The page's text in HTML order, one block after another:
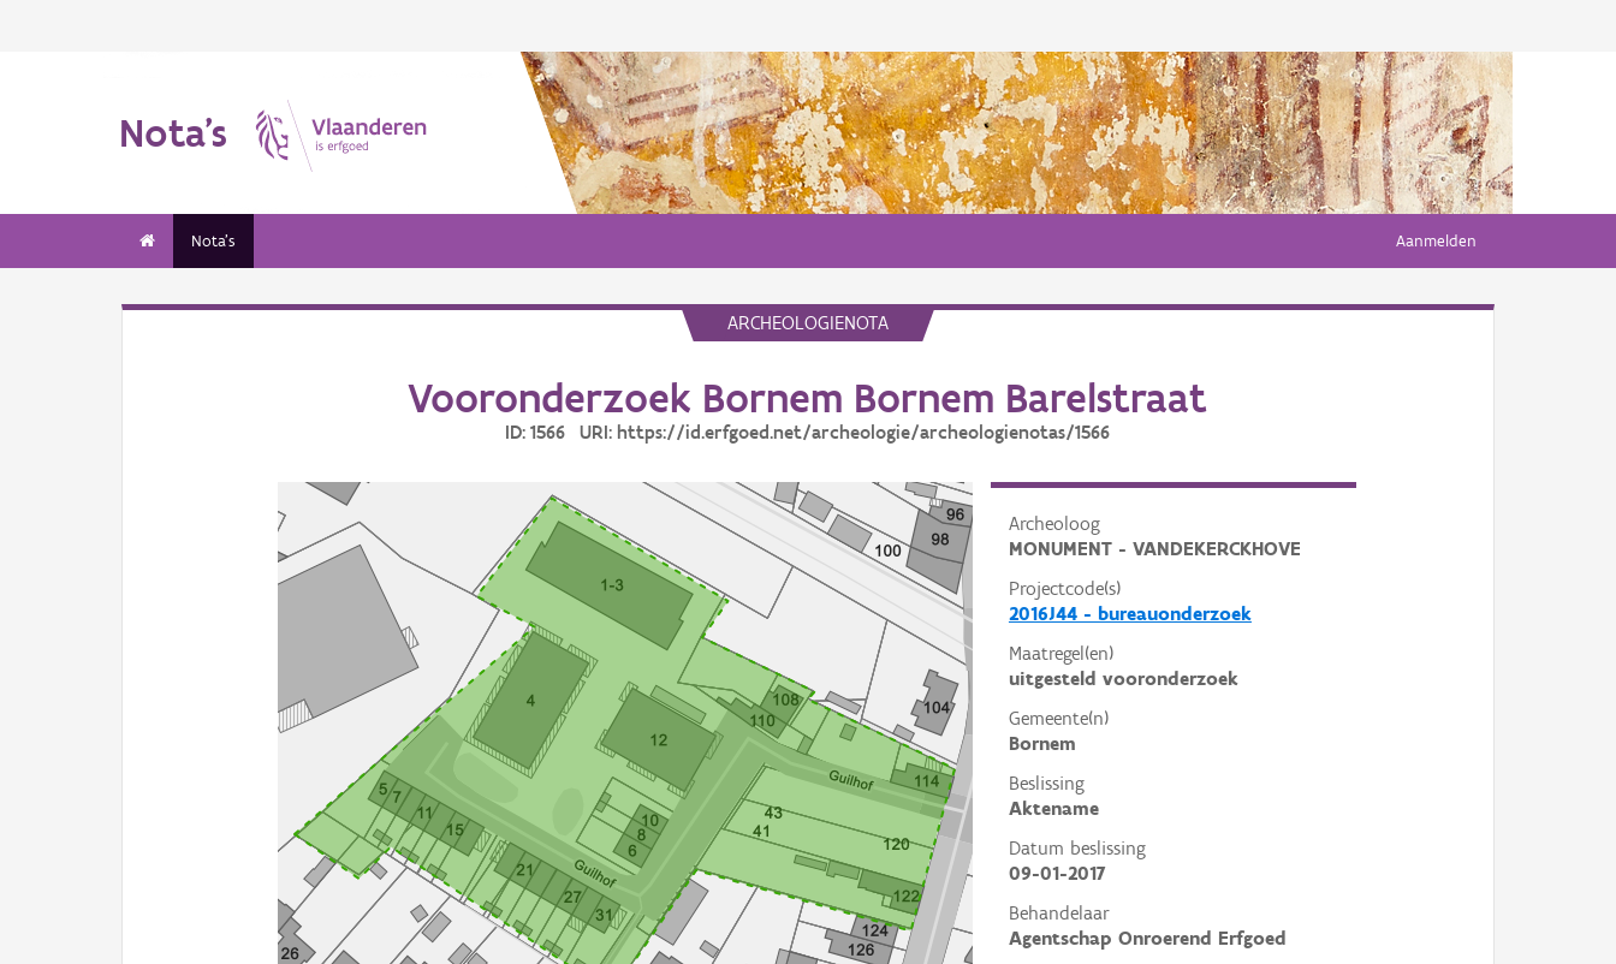
Nota's
Nota's Aanmelden
ARCHEOLOGIENOTA
Vooronderzoek Bornem Bornem Barelstraat
ID: 1566 URI: https://id.erfgoed.net/archeologie/archeologienotas/1566
Archeoloog
MONUMENT - VANDEKERCKHOVE
Projectcode(s)
2016J44 - bureauonderzoek
Maatregel(en)
uitgesteld vooronderzoek
Gemeente(n)
Bornem
Beslissing
Aktename
Datum beslissing
09-01-2017
Behandelaar
Agentschap Onroerend Erfgoed